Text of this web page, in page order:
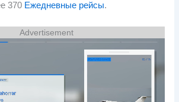
370 Ежедневные рейсы.
Advertisement